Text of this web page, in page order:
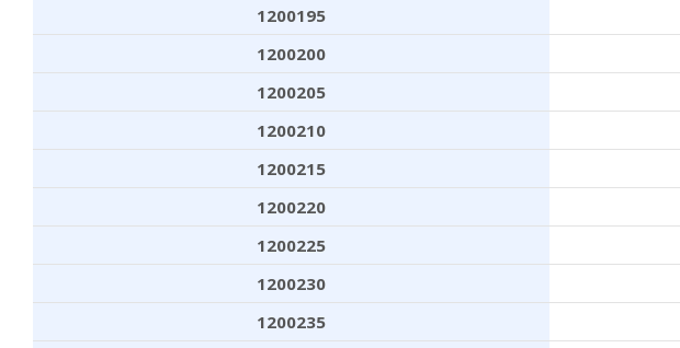
1200195
1200200
1200205
1200210
1200215
1200220
1200225
1200230
1200235